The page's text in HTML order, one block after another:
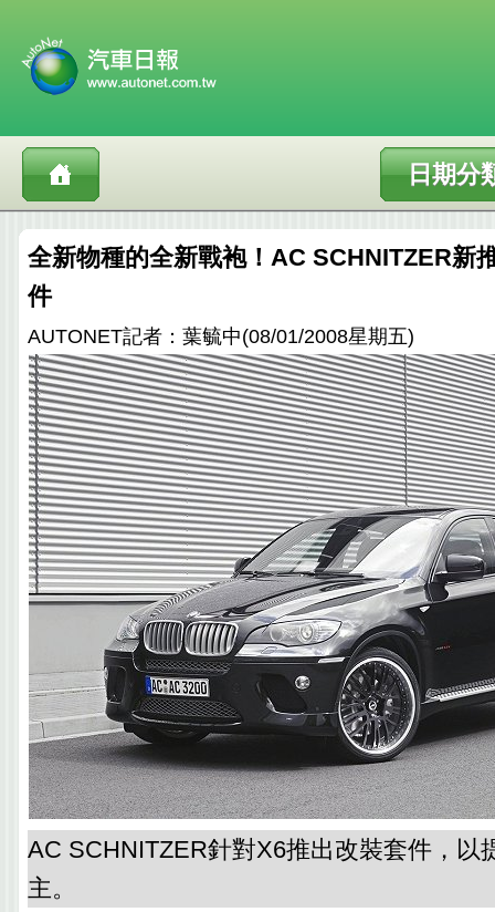
日期分
全新物種的全新戰袍！AC SCHNITZER新
件
AUTONET記者：葉毓中(08/01/2008星期五)
AC SCHNITZER針對X6推出改裝套件，以
主。